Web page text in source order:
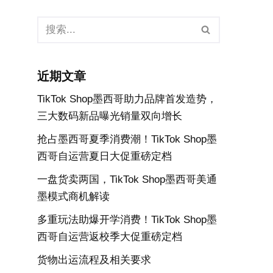
近期文章
TikTok Shop墨西哥助力品牌首发造势，
三大数码新品曝光销量双向增长
抢占墨西哥夏季消费潮！TikTok Shop墨
西哥自运营夏日大促重磅定档
一盘货卖两国，TikTok Shop墨西哥美通
墨模式商机解读
多重玩法助爆开学消费！TikTok Shop墨
西哥自运营返校季大促重磅定档
货物出运流程及相关要求